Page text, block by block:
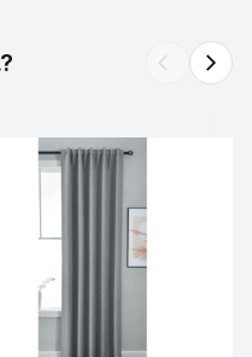
arrow_back_ios arrow_forward_ios